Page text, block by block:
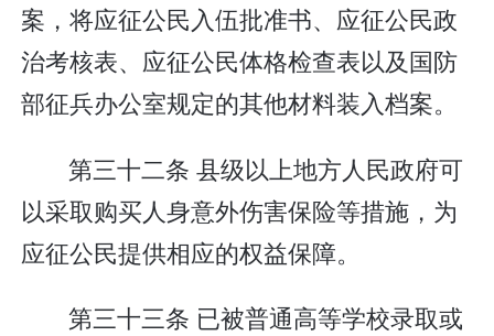
案，将应征公民入伍批准书、应征公民政
治考核表、应征公民体格检查表以及国防
部征兵办公室规定的其他材料装入档案。
第三十二条 县级以上地方人民政府可
以采取购买人身意外伤害保险等措施，为
应征公民提供相应的权益保障。
第三十三条 已被普通高等学校录取或